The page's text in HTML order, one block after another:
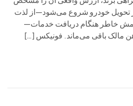
تحویل خودرو شروع می‌شود—از لذت
خاطر هنگام دریافت خدمات—
مالک باقی می‌ماند. فونیکس […]